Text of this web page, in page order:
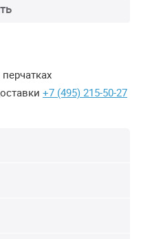
+7 (495) 215-50-27